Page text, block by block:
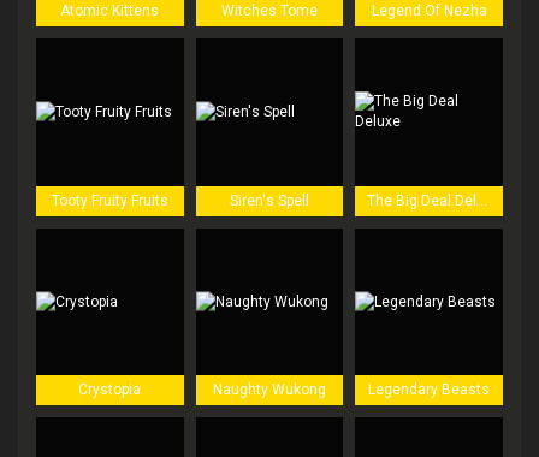
Atomic Kittens Witches Tome Legend Of Nezha
Tooty Fruity Fruits Siren's Spell
Crystopia Naughty Wukong Legendary Beasts